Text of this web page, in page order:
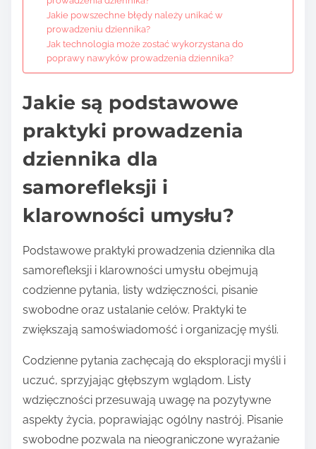
Jakie powszechne błędy należy unikać w
prowadzeniu dziennika?
Jak technologia może zostać wykorzystana do
poprawy nawyków prowadzenia dziennika?
Jakie są podstawowe
praktyki prowadzenia
dziennika dla
samorefleksji i
klarowności umysłu?
Podstawowe praktyki prowadzenia dziennika dla
samorefleksji i klarowności umysłu obejmują
codzienne pytania, listy wdzięczności, pisanie
swobodne oraz ustalanie celów. Praktyki te
zwiększają samoświadomość i organizację myśli.
Codzienne pytania zachęcają do eksploracji myśli i
uczuć, sprzyjając głębszym wglądom. Listy
wdzięczności przesuwają uwagę na pozytywne
aspekty życia, poprawiając ogólny nastrój. Pisanie
swobodne pozwala na nieograniczone wyrażanie